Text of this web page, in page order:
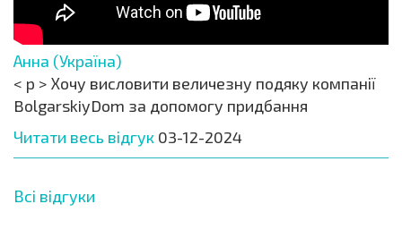
Анна (Україна)
< p > Хочу висловити величезну подяку компанії
BolgarskiyDom за допомогу придбання
Читати весь відгук 03-12-2024
Всі відгуки